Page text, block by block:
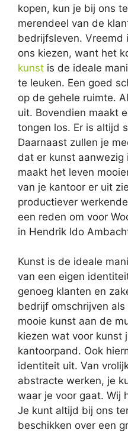
kopen, kun je bij ons
merendeel van de
bedrijfsleven. Vreemd
ons kiezen, want het
kunst is de ideale
te leuken. Een goed
op de gehele ruimte.
uit. Bovendien maakt
tongen los. Er is altijd
Daarnaast zullen je
dat er kunst aanwezig
maakt het leven
van je kantoor er uit
productiever
een reden om voor
in Hendrik Ido
Kunst is de ideale
van een eigen
genoeg klanten en
bedrijf omschrijven
mooie kunst aan de
kiezen wat voor kunst
kantoorpand. Ook
identiteit uit. Van
abstracte werken, je
waar je voor gaat. Wij
Je kunt altijd bij ons
beschikken over een